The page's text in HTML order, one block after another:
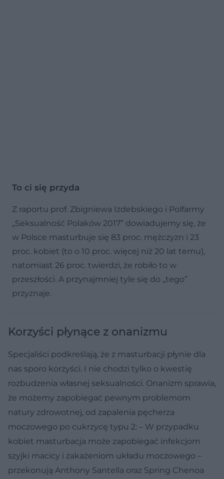
To ci się przyda
Z raportu prof. Zbigniewa Izdebskiego i Polfarmy
„Seksualność Polaków 2017” dowiadujemy się, że
w Polsce masturbuje się 83 proc. mężczyzn i 23
proc. kobiet (to o 10 proc. więcej niż 20 lat temu),
natomiast 26 proc. twierdzi, że robiło to w
przeszłości. A przynajmniej tyle się do „tego”
przyznaje.
Korzyści płynące z onanizmu
Specjaliści podkreślają, że z masturbacji płynie dla
nas sporo korzyści. I nie chodzi tylko o kwestię
rozbudzenia własnej seksualności. Onanizm sprawia,
że możemy zapobiegać pewnym problemom
natury zdrowotnej, od zapalenia pęcherza
moczowego po cukrzycę typu 2: – W przypadku
kobiet masturbacja może zapobiegać infekcjom
szyjki macicy i zakażeniom układu moczowego –
przekonują Anthony Santella oraz Spring Chenoa